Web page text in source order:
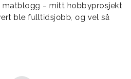
matblogg – mitt hobbyprosjekt
ble fulltidsjobb, og vel så